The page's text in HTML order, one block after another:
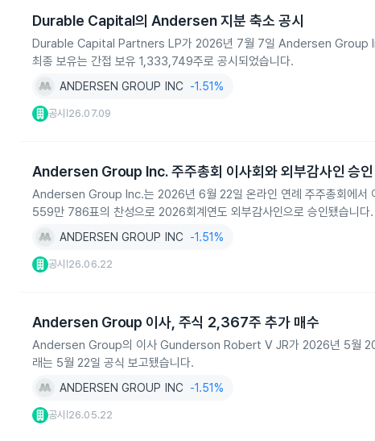
Durable Capital의 Andersen 지분 축소 공시
Durable Capital Partners LP가 2026년 7월 7일 Andersen Group
최종 보유는 간접 보유 1,333,749주로 공시되었습니다.
ANDERSEN GROUP INC -1.51%
공시 26.07.09
Andersen Group Inc. 주주총회 이사회와 외부감사인 승인
Andersen Group Inc.는 2026년 6월 22일 온라인 연례 주주총회에서
559만 786표의 찬성으로 2026회계연도 외부감사인으로 승인됐습니다.
ANDERSEN GROUP INC -1.51%
공시 26.06.22
Andersen Group 이사, 주식 2,367주 추가 매수
Andersen Group의 이사 Gunderson Robert V JR가 2026년 5월 20
래는 5월 22일 공식 보고됐습니다.
ANDERSEN GROUP INC -1.51%
공시 26.05.22